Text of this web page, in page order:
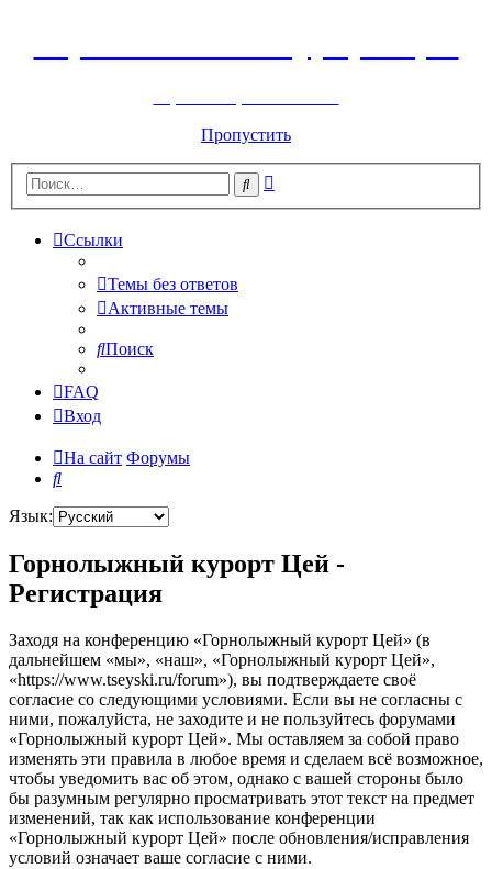
Пропустить
Поиск
Ссылки
Темы без ответов
Активные темы
Поиск
FAQ
Вход
На сайт Форумы
Поиск
Язык:
Горнолыжный курорт Цей -
Регистрация
Заходя на конференцию «Горнолыжный курорт Цей» (в
дальнейшем «мы», «наш», «Горнолыжный курорт Цей»,
«https://www.tseyski.ru/forum»), вы подтверждаете своё
согласие со следующими условиями. Если вы не согласны с
ними, пожалуйста, не заходите и не пользуйтесь форумами
«Горнолыжный курорт Цей». Мы оставляем за собой право
изменять эти правила в любое время и сделаем всё возможное,
чтобы уведомить вас об этом, однако с вашей стороны было
бы разумным регулярно просматривать этот текст на предмет
изменений, так как использование конференции
«Горнолыжный курорт Цей» после обновления/исправления
условий означает ваше согласие с ними.